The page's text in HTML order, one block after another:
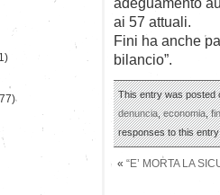
ai 57 attuali.
Fini ha anche
bilancio”.
This entry was posted
denuncia,economia,
responses to this
« “E’ MORTA LA